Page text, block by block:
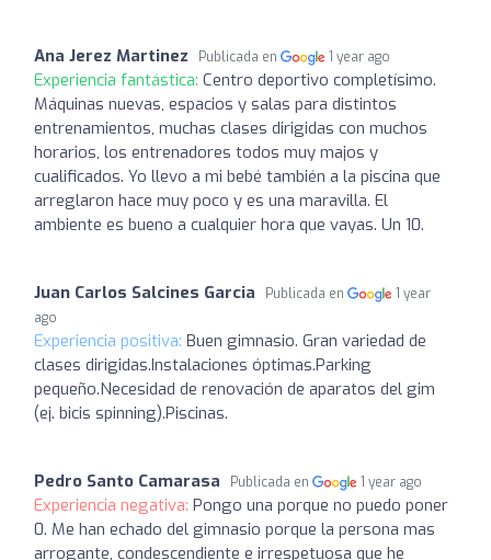
Ana Jerez Martinez Publicada en 1 year ago
Experiencia fantástica: Centro deportivo completísimo.
Máquinas nuevas, espacios y salas para distintos
entrenamientos, muchas clases dirigidas con muchos
horarios, los entrenadores todos muy majos y
cualificados. Yo llevo a mi bebé también a la piscina que
arreglaron hace muy poco y es una maravilla. El
ambiente es bueno a cualquier hora que vayas. Un 10.
Juan Carlos Salcines Garcia Publicada en
1 year
ago
Experiencia positiva: Buen gimnasio. Gran variedad de
clases dirigidas.Instalaciones óptimas.Parking
pequeño.Necesidad de renovación de aparatos del gim
(ej. bicis spinning).Piscinas.
Pedro Santo Camarasa Publicada en 1 year ago
Experiencia negativa: Pongo una porque no puedo poner
0. Me han echado del gimnasio porque la persona mas
arrogante, condescendiente e irrespetuosa que he